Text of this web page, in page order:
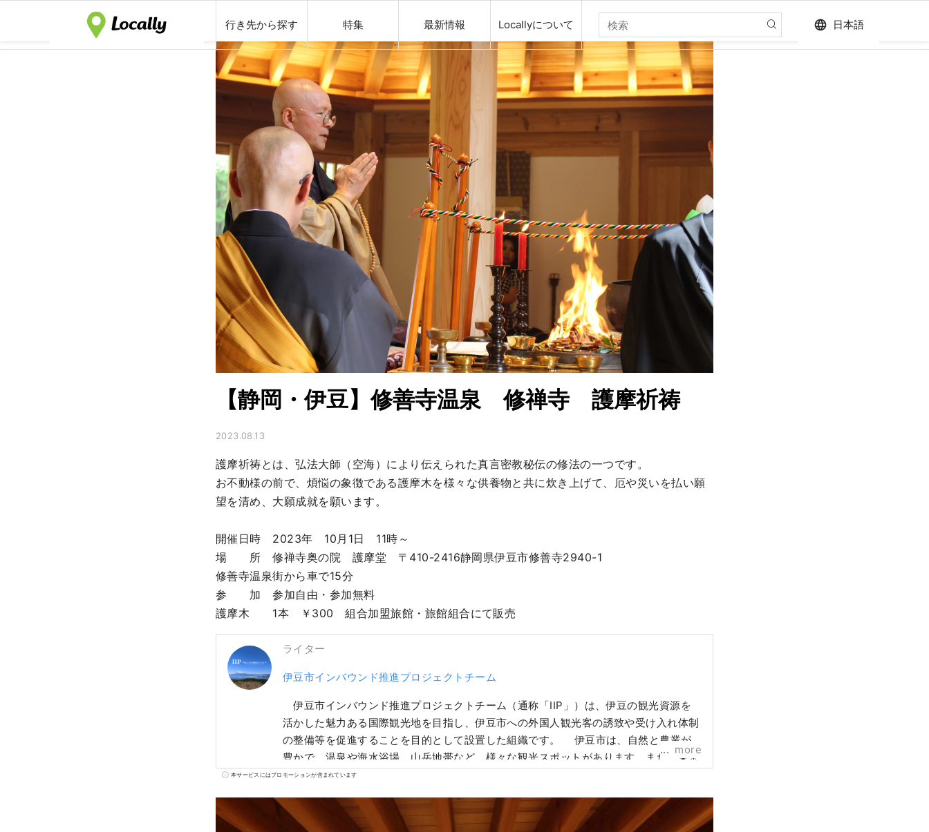
行き先から探す 特集 最新情報 Locallyについて language 日本語
【静岡・伊豆】修善寺温泉 修禅寺 護摩祈祷
2023.08.13
護摩祈祷とは、弘法大師（空海）により伝えられた真言密教秘伝の修法の一つです。
お不動様の前で、煩悩の象徴である護摩木を様々な供養物と共に炊き上げて、厄や災いを払い願
望を清め、大願成就を願います。
開催日時　2023年　10月1日　11時～
場　　所　修禅寺奥の院　護摩堂　〒410-2416静岡県伊豆市修善寺2940-1
修善寺温泉街から車で15分
参　　加　参加自由・参加無料
護摩木　　1本　￥300　組合加盟旅館・旅館組合にて販売
ライター
伊豆市インバウンド推進プロジェクトチーム
伊豆市インバウンド推進プロジェクトチーム（通称「IIP」）は、伊豆の観光資源を
活かした魅力ある国際観光地を目指し、伊豆市への外国人観光客の誘致や受け入れ体制
の整備等を促進することを目的として設置した組織です。 伊豆市は、自然と農業が
豊かで、温泉や海水浴場、山岳地帯など、様々な観光スポットがあります。また、東京
から電車で約２時間とアクセスが良く、日帰り観光や週末旅行にも最適な場所です。
品です。 撮影者：尾島 裕樹 作品名：「小雪（しょうせつ）を彩る」 カバー画像の無
断転用及び複製を禁止します。 カバー画像の利用については、伊豆市観光情報サイト
more
本サービスにはプロモーションが含まれています